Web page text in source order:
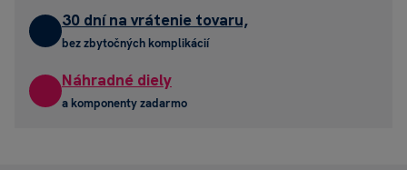
30 dní na vrátenie tovaru,
bez zbytočných komplikácií
Náhradné diely
a komponenty zadarmo